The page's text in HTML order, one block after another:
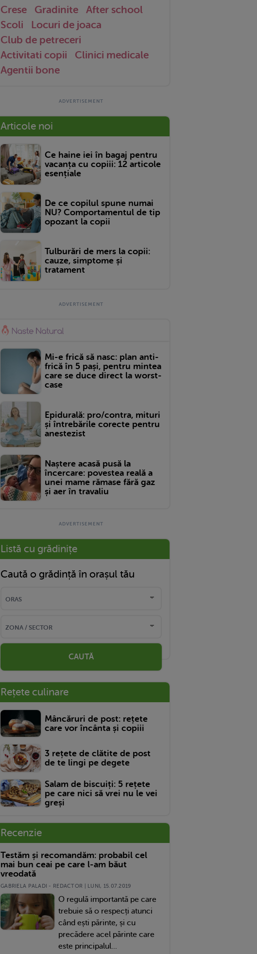
Crese Gradinite
After school
Scoli
Locuri de joaca
Club de petreceri
Activitati copii
Clinici medicale
Agentii bone
Articole noi
Ce haine iei în bagaj pentru
vacanța cu copiii: 12 articole
esențiale
De ce copilul spune numai
NU? Comportamentul de tip
opozant la copii
Tulburări de mers la copii:
cauze, simptome și
tratament
Mi-e frică să nasc: plan anti-
frică în 5 pași, pentru mintea
care se duce direct la worst-
case
Epidurală: pro/contra, mituri
și întrebările corecte pentru
anestezist
Naștere acasă pusă la
încercare: povestea reală a
unei mame rămase fără gaz
și aer în travaliu
Listă cu grădinițe
Caută o grădință în orașul tău
CAUTĂ
Rețete culinare
Mâncăruri de post: rețete
care vor încânta și copiii
3 rețete de clătite de post
de te lingi pe degete
Salam de biscuiți: 5 rețete
pe care nici să vrei nu le vei
greși
Recenzie
Testăm și recomandăm: probabil cel
mai bun ceai pe care l-am băut
vreodată
GABRIELA PALADI - REDACTOR | LUNI, 15.07.2019
O regulă importantă pe care
trebuie să o respecți atunci
când ești părinte, și cu
precădere acel părinte care
este principalul...